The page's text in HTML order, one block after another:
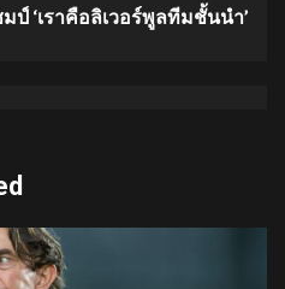
ป์ ‘เราคือลิเวอร์พูลทีมชั้นนำ’